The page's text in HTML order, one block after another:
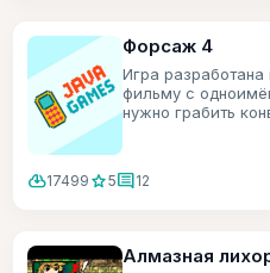
Форсаж 4
Игра
фильму с
нужно грабить
cloud_download17499 star5comment12
Алмазная